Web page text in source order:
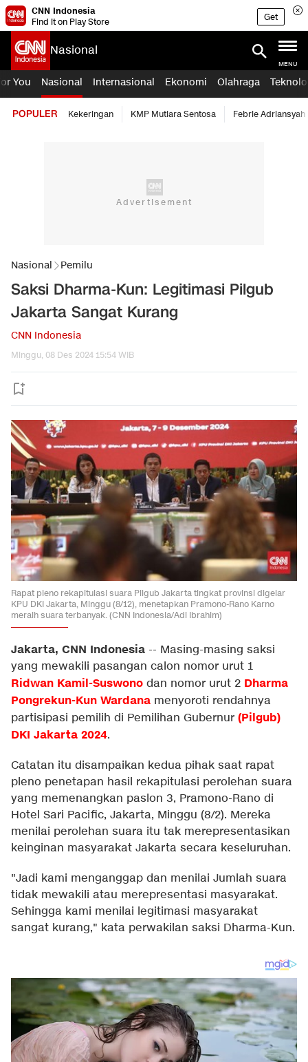
CNN Indonesia
Find it on Play Store
Get
Nasional
MENU
You Nasional Internasional Ekonomi Olahraga
POPULER Kekeringan KMP Mutiara Sentosa Febrie Adriansyah
Nasional Pemilu
Saksi Dharma-Kun: Legitimasi Pilgub
Jakarta Sangat Kurang
CNN Indonesia
Minggu, 08 Des 2024 15:54 WIB
Rapat pleno rekapitulasi suara Pilgub Jakarta tingkat provinsi digelar
KPU DKI Jakarta, Minggu (8/12), menetapkan Pramono-Rano Karno
meraih suara terbanyak. (CNN Indonesia/Adi Ibrahim)
Jakarta, CNN Indonesia -- Masing-masing saksi
yang mewakili pasangan calon nomor urut 1
Ridwan Kamil-Suswono dan nomor urut 2 Dharma
Pongrekun-Kun Wardana menyoroti rendahnya
partisipasi pemilih di Pemilihan Gubernur (Pilgub)
DKI Jakarta 2024.
Catatan itu disampaikan kedua pihak saat rapat
pleno penetapan hasil rekapitulasi perolehan suara
yang memenangkan paslon 3, Pramono-Rano di
Hotel Sari Pacific, Jakarta, Minggu (8/2). Mereka
menilai perolehan suara itu tak merepresentasikan
keinginan masyarakat Jakarta secara keseluruhan.
"Jadi kami menganggap dan menilai Jumlah suara
tidak mewakili atau merepresentasi masyarakat.
Sehingga kami menilai legitimasi masyarakat
sangat kurang," kata perwakilan saksi Dharma-Kun.